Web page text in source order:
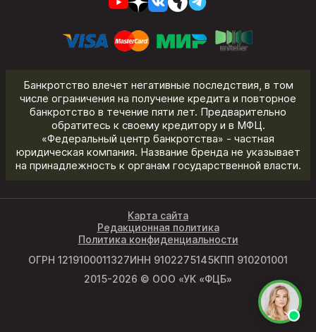
Банкротство влечет негативные последствия, в том
числе ограничения на получение кредита и повторное
банкротство в течение пяти лет. Предварительно
обратитесь к своему кредитору и в МФЦ.
«Федеральный центр банкротства» - частная
юридическая компания. Название бренда не указывает
на принадлежность к органам государственной власти.
ОГРН 1219100011327ИНН 9102275145КПП 910201001
2015-2026 © ООО «УК «ФЦБ»
Карта сайта
Редакционная политика
Политика конфиденциальности